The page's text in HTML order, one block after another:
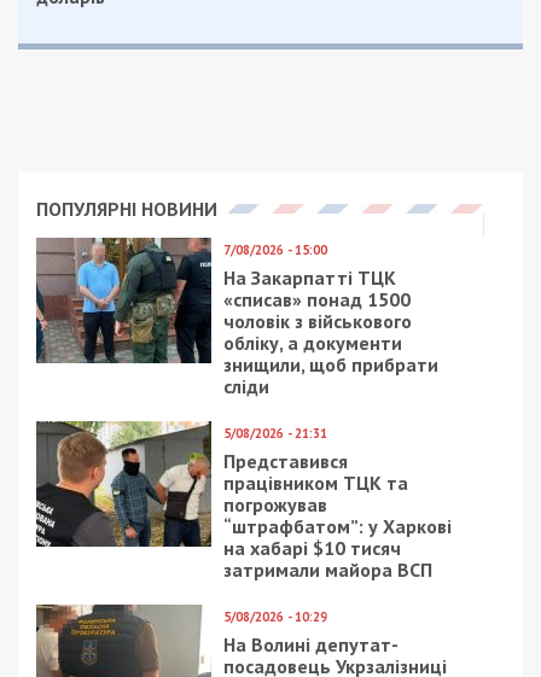
Если это первый случай, то ему грозит лишь устный
Facebook
Telegram
Twitter
WhatsApp
ViberEmail
Категории:Головне за день
Метки:водители, маршрутки
Тонконогий